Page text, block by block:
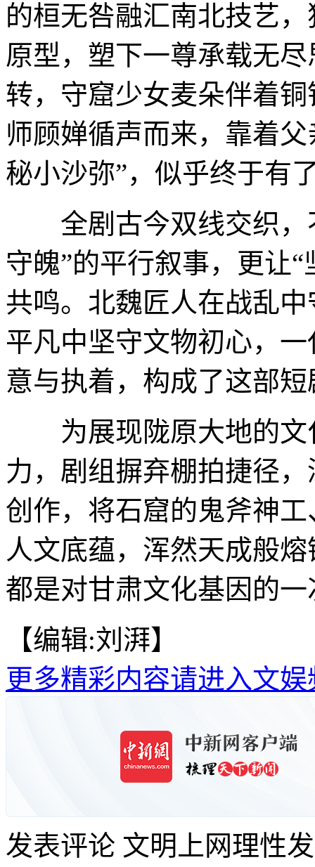
的桓无咎融汇南北技艺
原型，塑下一尊承载无
转，守窟少女麦朵伴着
师顾婵循声而来，靠着
秘小沙弥”，似乎终于
全剧古今双线交织，
守魄”的平行叙事，更让
共鸣。北魏匠人在战乱
平凡中坚守文物初心，
意与执着，构成了这部
为展现陇原大地的文
力，剧组摒弃棚拍捷径
创作，将石窟的鬼斧神
人文底蕴，浑然天成般
都是对甘肃文化基因的
【编辑:刘湃】
更多精彩内容请进入文娱
发表评论 文明上网理性